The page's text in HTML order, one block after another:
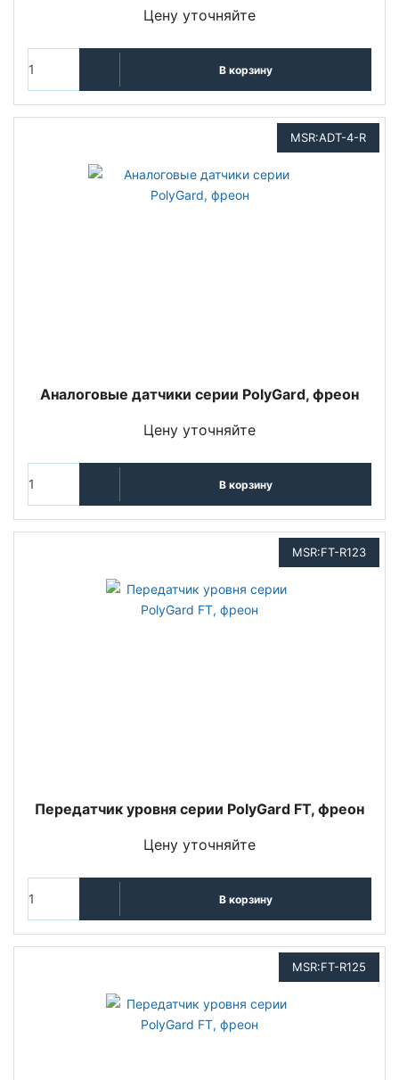
Цену уточняйте
В корзину
MSR:ADT-4-R
Аналоговые датчики серии PolyGard, фреон
Цену уточняйте
В корзину
MSR:FT-R123
Передатчик уровня серии PolyGard FT, фреон
Цену уточняйте
В корзину
MSR:FT-R125